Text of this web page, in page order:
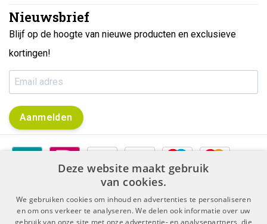
Nieuwsbrief
Blijf op de hoogte van nieuwe producten en exclusieve
kortingen!
Aanmelden
Algemene voorwaarden | Disclaimer & Privacy Protocol |
Deze website maakt gebruik
van cookies.
We gebruiken cookies om inhoud en advertenties te personaliseren
en om ons verkeer te analyseren. We delen ook informatie over uw
gebruik van onze site met onze advertentie- en analysepartners, die